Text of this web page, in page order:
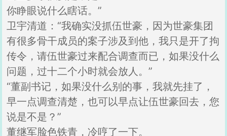
你睁眼说什么瞎话。”
卫宇清道：“我确实没抓伍世豪，因为世豪集团
有很多骨干成员的案子涉及到他，我只是开了拘
传令，请伍世豪过来配合调查而已，如果没什么
问题，过十二个小时就会放人。”
“董副书记，如果没什么别的事，我就先挂了，
早一点调查清楚，也可以早点让伍世豪回去，您
说是不是？”
董继军脸色铁青，冷哼了一下。